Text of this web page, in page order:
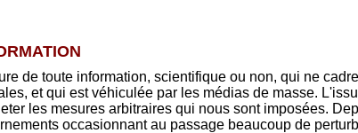
de toute information, scientifique ou non, qui ne
et qui est véhiculée par les médias de masse.
les mesures arbitraires qui nous sont imposées.
occasionnant au passage beaucoup de